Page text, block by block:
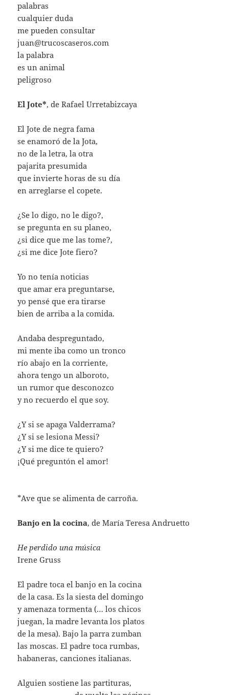
palabras
cualquier duda
me pueden consultar
juan@trucoscaseros.com
la palabra
es un animal
peligroso
El Jote*, de Rafael Urretabizcaya
El Jote de negra fama
se enamoró de la Jota,
no de la letra, la otra
pajarita presumida
que invierte horas de su día
en arreglarse el copete.
¿Se lo digo, no le digo?,
se pregunta en su planeo,
¿si dice que me las tome?,
¿si me dice Jote fiero?
Yo no tenía noticias
que amar era preguntarse,
yo pensé que era tirarse
bien de arriba a la comida.
Andaba despreguntado,
mi mente iba como un tronco
río abajo en la corriente,
ahora tengo un alboroto,
un rumor que desconozco
y no recuerdo el que soy.
¿Y si se apaga Valderrama?
¿Y si se lesiona Messi?
¿Y si me dice te quiero?
¡Qué preguntón el amor!
*Avequesealimentadecarroña.
Banjo en la cocina, de María Teresa Andruetto
He perdido una música
Irene Gruss
El padre toca el banjo en la cocina
de la casa. Es la siesta del domingo
y amenaza tormenta (… los chicos
juegan, la madre levanta los platos
de la mesa). Bajo la parra zumban
las moscas. El padre toca rumbas,
habaneras, canciones italianas.
Alguien sostiene las partituras,